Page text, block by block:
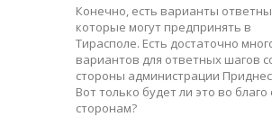
Конечно, есть варианты
которые могут предпринять в
Тирасполе. Есть достаточно
вариантов для ответных шагов
стороны администрации
Вот только будет ли это во
сторонам?